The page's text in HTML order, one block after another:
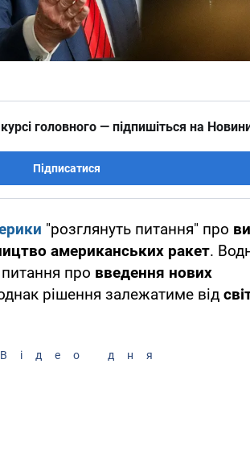
головного — підпишіться на
Підписатися
"розглянуть питання" про
американських ракет.
про введення нових
рішення залежатиме від
Відео дня